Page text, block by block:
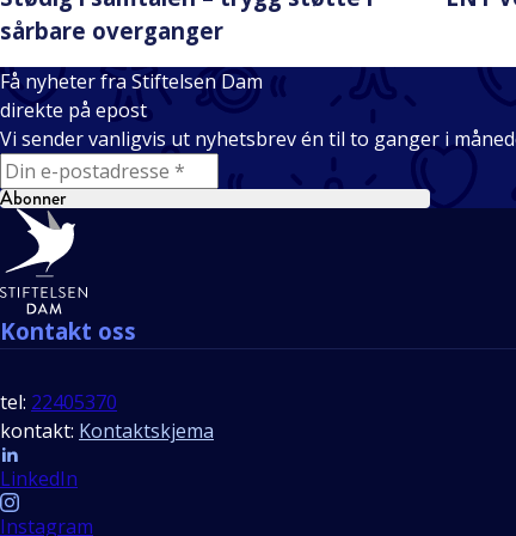
sårbare overganger
Få nyheter fra Stiftelsen Dam
direkte på epost
Vi sender vanligvis ut nyhetsbrev én til to ganger i
E-mail
Abonner
Bunntekst
Kontakt oss
tel: 22405370
kontakt: Kontaktskjema
Follow us
LinkedIn
Instagram